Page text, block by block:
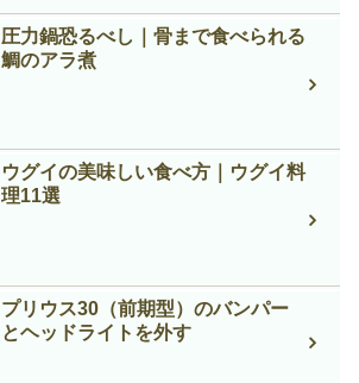
圧力鍋恐るべし｜骨まで食べられる
鯛のアラ煮
ウグイの美味しい食べ方｜ウグイ料
理11選
プリウス30（前期型）のバンパー
とヘッドライトを外す